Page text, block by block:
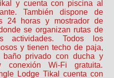
y cuenta con piscina al
También dispone de
24 horas y mostrador de
se organizan rutas de
actividades. Todos los
y tienen techo de paja,
baño privado con ducha y
conexión Wi-Fi gratuita.
Lodge Tikal cuenta con